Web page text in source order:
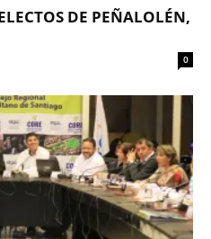
DE PEÑALOLÉN,
0